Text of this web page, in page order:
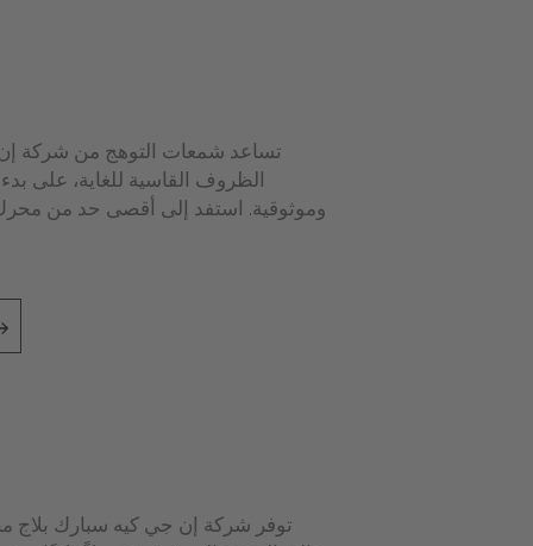
تساعد شمعات التوهج من شركة
الظروف القاسية للغاية، على
وموثوقية. استفد إلى أقصى حد من
توفر شركة إن جي كيه سبارك بلاج